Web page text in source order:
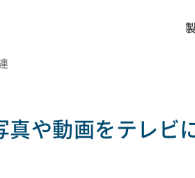
や動画をテレビ